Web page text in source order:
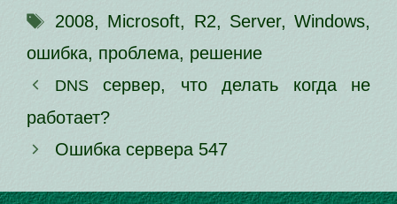
Метки
2008, Microsoft, R2, Server, Windows,
ошибка, проблема, решение
DNS сер­вер, что делать когда не
работает?
Ошибка сер­ве­ра 547